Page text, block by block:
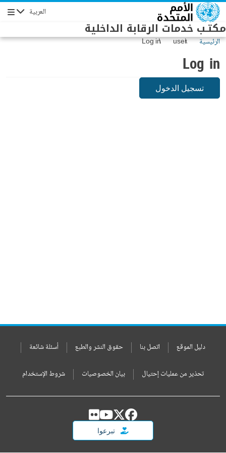
Skip to main content العربية
مكتـب خدمات الرقابة الداخلية
الرئيسية user
Log in
Log in
تسجيل الدخول
دليل الموقع اتصل بنا حقوق النشر والطبع أسئلة شائعة
تحذير من عمليات إحتيال بيان الخصوصيات شروط الإستخدام
تبرعوا